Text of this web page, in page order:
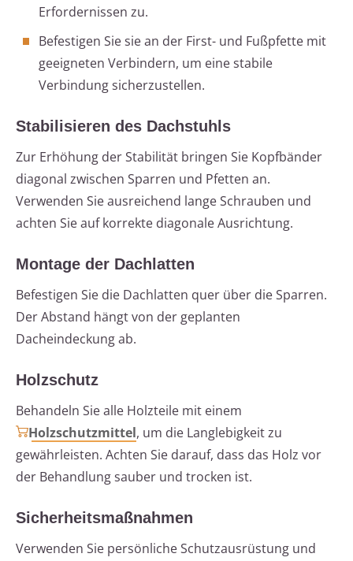
Erfordernissen zu.
Befestigen Sie sie an der First- und Fußpfette mit
geeigneten Verbindern, um eine stabile
Verbindung sicherzustellen.
Stabilisieren des Dachstuhls
Zur Erhöhung der Stabilität bringen Sie Kopfbänder
diagonal zwischen Sparren und Pfetten an.
Verwenden Sie ausreichend lange Schrauben und
achten Sie auf korrekte diagonale Ausrichtung.
Montage der Dachlatten
Befestigen Sie die Dachlatten quer über die Sparren.
Der Abstand hängt von der geplanten
Dacheindeckung ab.
Holzschutz
Behandeln Sie alle Holzteile mit einem
Holzschutzmittel, um die Langlebigkeit zu
gewährleisten. Achten Sie darauf, dass das Holz vor
der Behandlung sauber und trocken ist.
Sicherheitsmaßnahmen
Verwenden Sie persönliche Schutzausrüstung und